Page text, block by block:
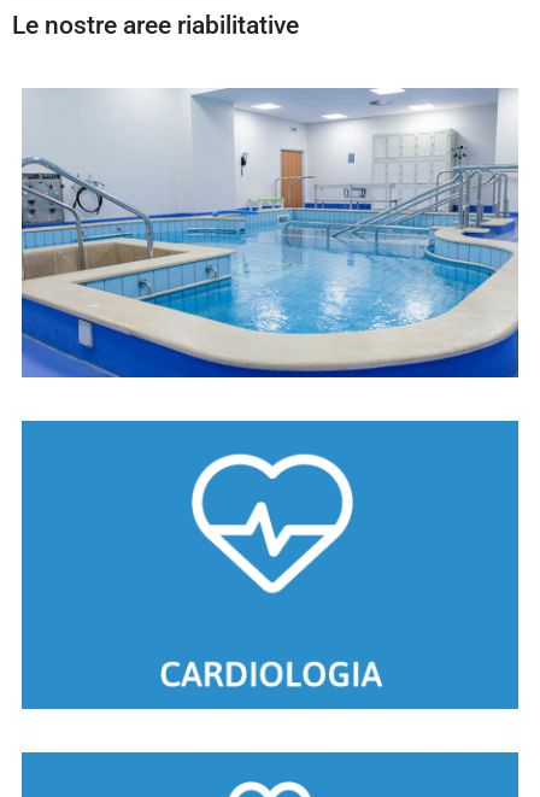
Le nostre aree riabilitative